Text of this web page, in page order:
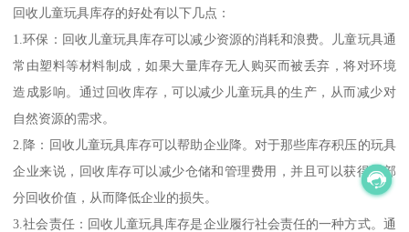
回收儿童玩具库存的好处有以下几点：
1.环保：回收儿童玩具库存可以减少资源的消耗和浪费。儿童玩具通
常由塑料等材料制成，如果大量库存无人购买而被丢弃，将对环境
造成影响。通过回收库存，可以减少儿童玩具的生产，从而减少对
自然资源的需求。
2.降：回收儿童玩具库存可以帮助企业降。对于那些库存积压的玩具
企业来说，回收库存可以减少仓储和管理费用，并且可以获得一部
分回收价值，从而降低企业的损失。
3.社会责任：回收儿童玩具库存是企业履行社会责任的一种方式。通